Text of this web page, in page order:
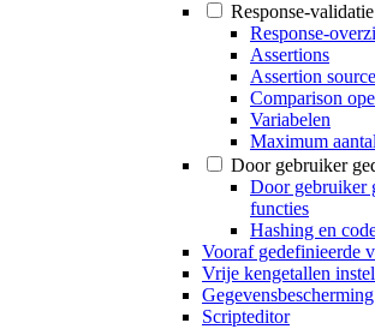
Response-validatie
Response-
Assertions
Assertion
Comparison
Variabelen
Maximum
Door gebruiker
Door gebruiker
functies
Hashing en
Vooraf gedefinieerde
Vrije kengetallen
Gegevensbescherming
Scripteditor